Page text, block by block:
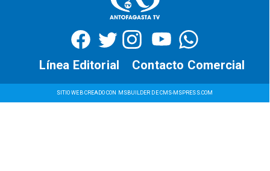
SITIO WEB CREADO CON MSBUILDER DE CMS-MSPRESS.COM
Contacto Comercial
Línea Editorial